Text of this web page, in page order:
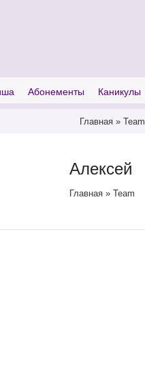
Абонементы Каникулы
Главная » Team
Алексей
Главная » Team